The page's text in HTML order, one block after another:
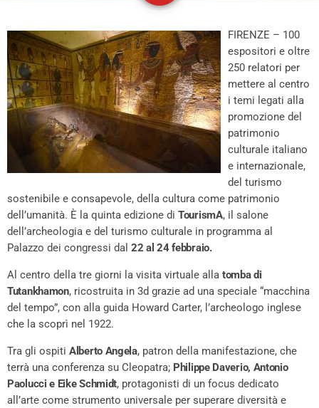
FIRENZE – 100
espositori e oltre
250 relatori per
mettere al centro
i temi legati alla
promozione del
patrimonio
culturale italiano
e internazionale,
del turismo
sostenibile e consapevole, della cultura come patrimonio
dell’umanità. È la quinta edizione di TourismA, il salone
dell’archeologia e del turismo culturale in programma al
Palazzo dei congressi dal 22 al 24 febbraio.
Al centro della tre giorni la visita virtuale alla tomba di
Tutankhamon, ricostruita in 3d grazie ad una speciale “macchina
del tempo”, con alla guida Howard Carter, l’archeologo inglese
che la scoprì nel 1922.
Tra gli ospiti Alberto Angela, patron della manifestazione, che
terrà una conferenza su Cleopatra; Philippe Daverio, Antonio
Paolucci e Eike Schmidt, protagonisti di un focus dedicato
all’arte come strumento universale per superare diversità e